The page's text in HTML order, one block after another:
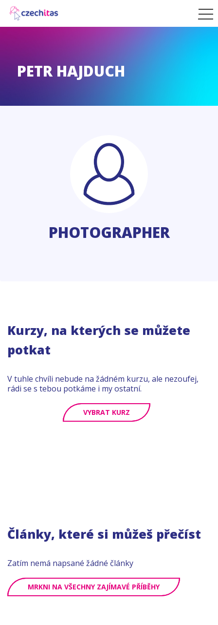
PETR HAJDUCH
PHOTOGRAPHER
Kurzy, na kterých se můžete
potkat
V tuhle chvíli nebude na žádném kurzu, ale nezoufej,
rádi se s tebou potkáme i my ostatní.
VYBRAT KURZ
Články, které si můžeš přečíst
Zatím nemá napsané žádné články
MRKNI NA VŠECHNY ZAJÍMAVÉ PŘÍBĚHY